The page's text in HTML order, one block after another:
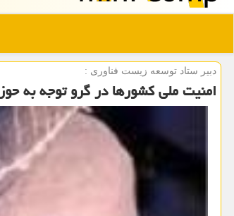
دبیر ستاد توسعه زیست فناوری :
امنیت ملی کشورها در گرو توجه به